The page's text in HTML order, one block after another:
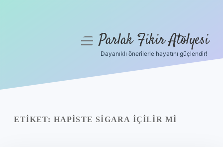
Yasal Uyarı
menüyüParlak Fikir Atölyesi
Dayanıklı önerilerle hayatını güçlendir!
ETIKET: HAPISTE SIGARA IÇILIR MI